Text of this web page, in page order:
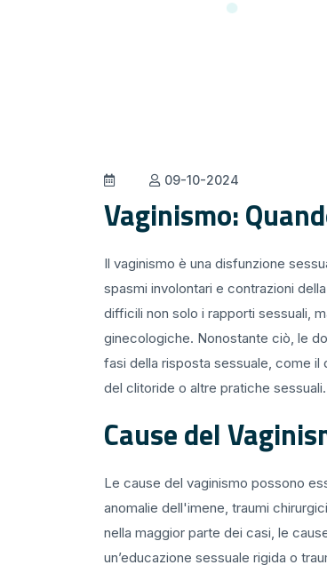
09-10-2024
Vaginismo:
Il vaginismo è una disfunzione
spasmi involontari e contrazioni
difficili non solo i rapporti sessuali,
ginecologiche. Nonostante ciò, le
fasi della risposta sessuale, come il
del clitoride o altre pratiche sessuali.
Cause del
Le cause del vaginismo possono
anomalie dell'imene, traumi
nella maggior parte dei casi, le
un’educazione sessuale rigida o